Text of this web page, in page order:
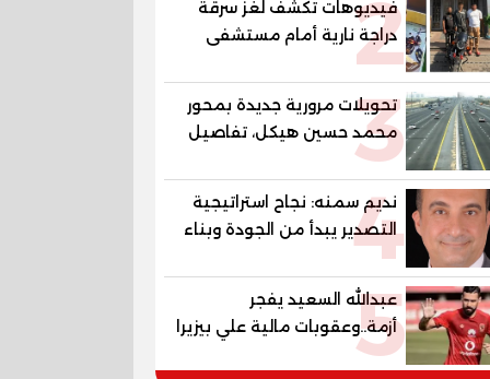
2
فيديوهات تكشف لغز سرقة
دراجة نارية أمام مستشفى
بمدينة نصر
3
تحويلات مرورية جديدة بمحور
محمد حسين هيكل، تفاصيل
الغلق على مرحلتين
4
نديم سمنه: نجاح استراتيجية
التصدير يبدأ من الجودة وبناء
الثقة في شعار "صنع في
مصر"
5
عبدالله السعيد يفجر
أزمة..وعقوبات مالية علي بيزيرا
وبانزا